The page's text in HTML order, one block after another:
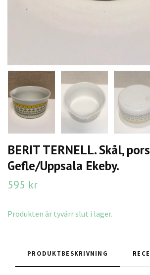
BERIT TERNELL. Skål,
Gefle/Uppsala Ekeby.
595 kr
Produkten är tyvärr slut i lager.
PRODUKTBESKRIVNING